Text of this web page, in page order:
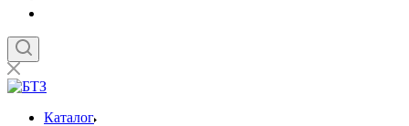
Каталог